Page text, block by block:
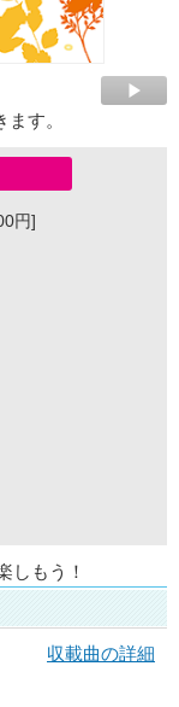
す。
円]
しもう！
収載曲の詳細